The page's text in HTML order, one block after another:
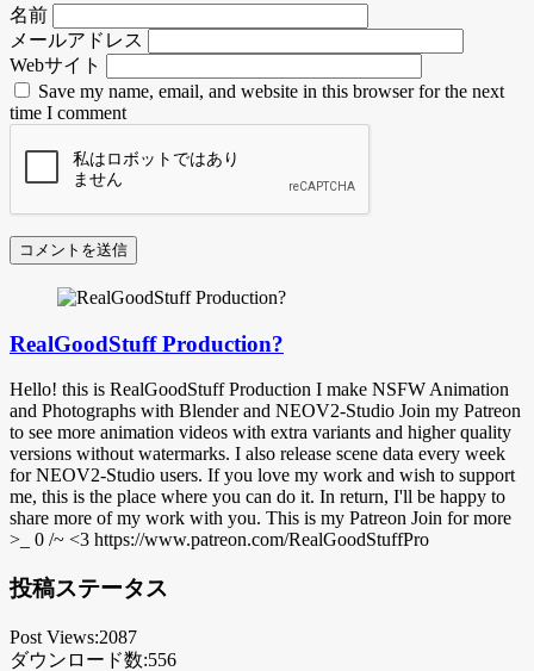
名前
メールアドレス
Webサイト
Save my name, email, and website in this browser for the next
time I comment
RealGoodStuff Production?
Hello! this is RealGoodStuff Production I make NSFW Animation
and Photographs with Blender and NEOV2-Studio Join my Patreon
to see more animation videos with extra variants and higher quality
versions without watermarks. I also release scene data every week
for NEOV2-Studio users. If you love my work and wish to support
me, this is the place where you can do it. In return, I'll be happy to
share more of my work with you. This is my Patreon Join for more
>_ 0 /~ <3 https://www.patreon.com/RealGoodStuffPro
投稿ステータス
Post Views:2087
ダウンロード数:556